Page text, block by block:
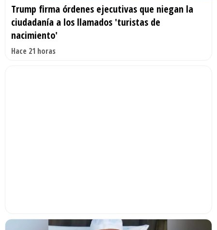
Trump firma órdenes ejecutivas que niegan la
ciudadanía a los llamados 'turistas de
nacimiento'
Hace 21 horas